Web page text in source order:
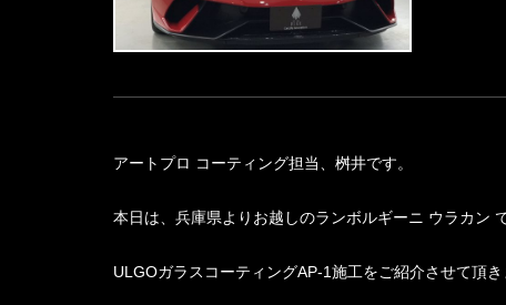
アートプロ コーティング担当、桝井です。
本日は、兵庫県よりお越しのランボルギーニ ウラカン で
ULGOガラスコーティングAP-1施工をご紹介させて頂き